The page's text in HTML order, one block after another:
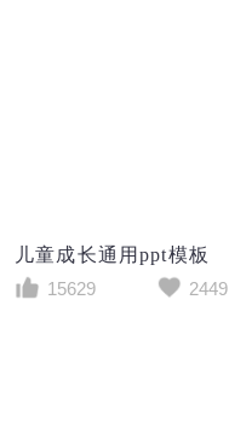
儿童成长通用ppt模板
15629
2449